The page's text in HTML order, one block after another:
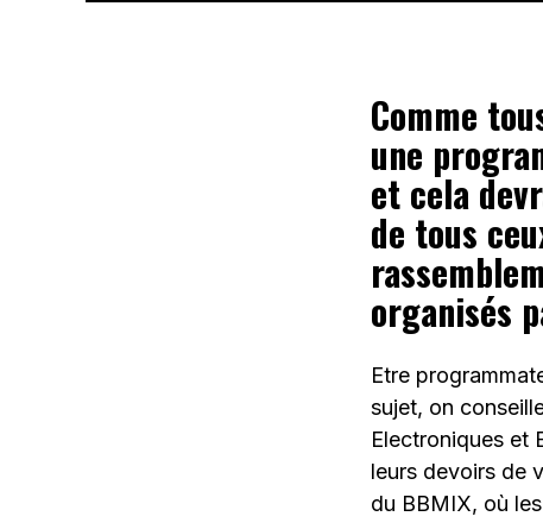
Comme
une
et cela
de tous
organisés
Etre
sujet, on
Electroniques et
leurs devoirs de
du BBMIX, où